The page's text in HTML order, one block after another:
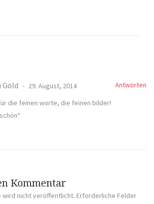
Gold 29. August, 2014
Antworten
die feinen worte, die feinen bilder!
Kommentar
wird nicht veröffentlicht. Erforderliche Felder